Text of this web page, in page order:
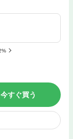
今すぐ買う